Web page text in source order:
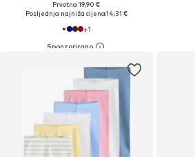
Prvotno: 19,90 €
Posljednja najniža cijena:14,31 €
+1